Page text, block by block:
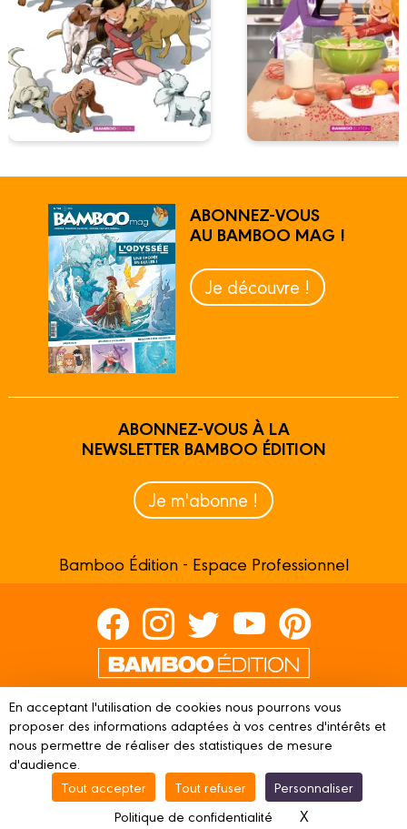
ABONNEZ-VOUS
AU BAMBOO MAG !
Je découvre !
ABONNEZ-VOUS À LA
NEWSLETTER BAMBOO ÉDITION
Je m'abonne !
Bamboo Édition - Espace Professionnel
Contactez-nous
Devenir partenaire
© 2023 BAMBOO ÉDITION Mentions légales
Conditions
d’utilisation
Vie privée Gestion des cookies
En acceptant l'utilisation de cookies nous pourrons vous
proposer des informations adaptées à vos centres d'intérêts et
nous permettre de réaliser des statistiques de mesure
d'audience.
Tout accepter
Tout refuser
Personnaliser
Politique de confidentialité
X